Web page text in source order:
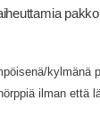
kylmänä
ilman että